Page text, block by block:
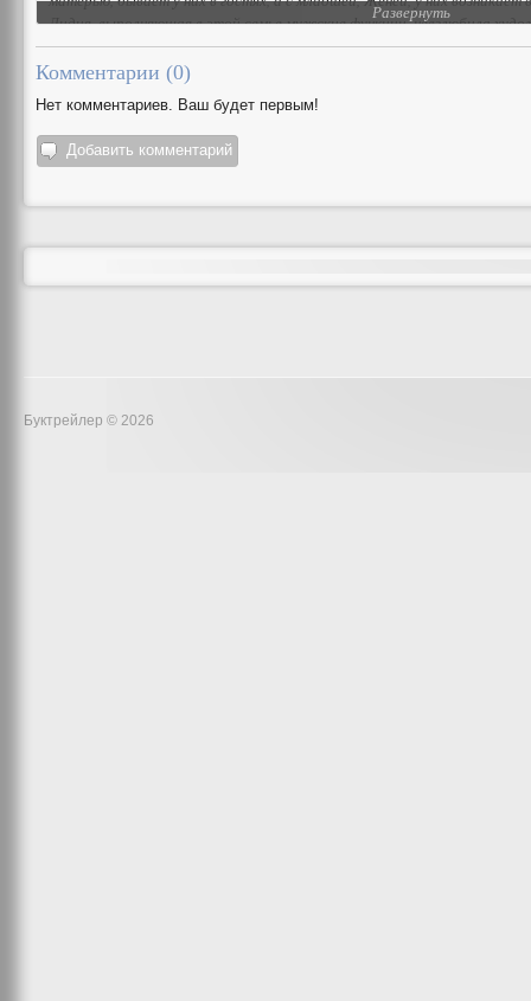
Лидия, выполняющая в этой семье мужские функции, невзлюбила
по-мужски, — что Женя и художник вместе быть не должны.
Авторы: Трофимова Владислава, Михайлова Анастасия
Оператор: Михайлова Анастасия, Трофимова Владислава
Монтаж: Трофимова Владислава
Развернуть
Комментарии (0)
Нет комментариев. Ваш будет первым!
Добавить комментарий
Буктрейлер © 2026